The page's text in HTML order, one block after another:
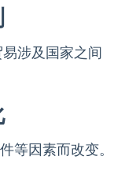
涉及国家之间
等因素而改变。